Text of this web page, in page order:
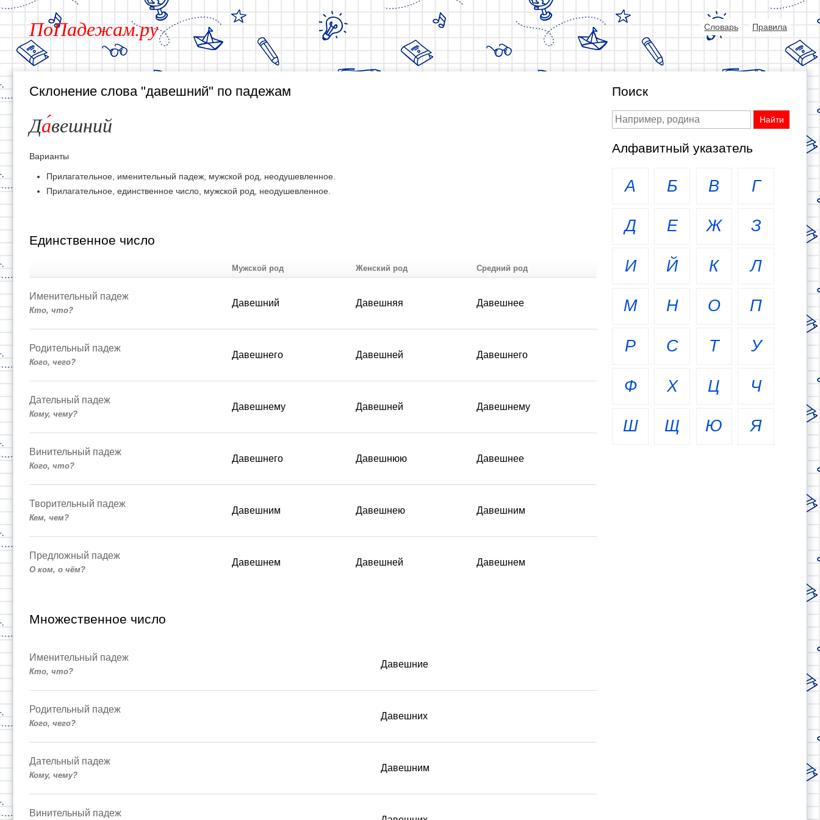
ПоПадежам.ру Словарь Правила
Склонение слова "давешний" по падежам
Давешний
Варианты
Прилагательное, именительный падеж, мужской род, неодушевленное.
Прилагательное, единственное число, мужской род, неодушевленное.
Единственное число
Мужской род Женский род Средний род
Именительный падеж
Кто, что?
Давешний Давешняя Давешнее
Родительный падеж
Кого, чего?
Давешнего Давешней Давешнего
Дательный падеж
Кому, чему?
Давешнему Давешней Давешнему
Винительный падеж
Кого, что?
Давешнего Давешнюю Давешнее
Творительный падеж
Кем, чем?
Давешним Давешнею Давешним
Предложный падеж
О ком, о чём?
Давешнем Давешней Давешнем
Множественное число
Именительный падеж
Кто, что?
Давешние
Родительный падеж
Кого, чего?
Давешних
Дательный падеж
Кому, чему?
Давешним
Винительный падеж
Поиск
Алфавитный указатель
А Б В Г
Д Е Ж З
И Й К Л
М Н О П
Р С Т У
Ф Х Ц Ч
Ш Щ Ю Я